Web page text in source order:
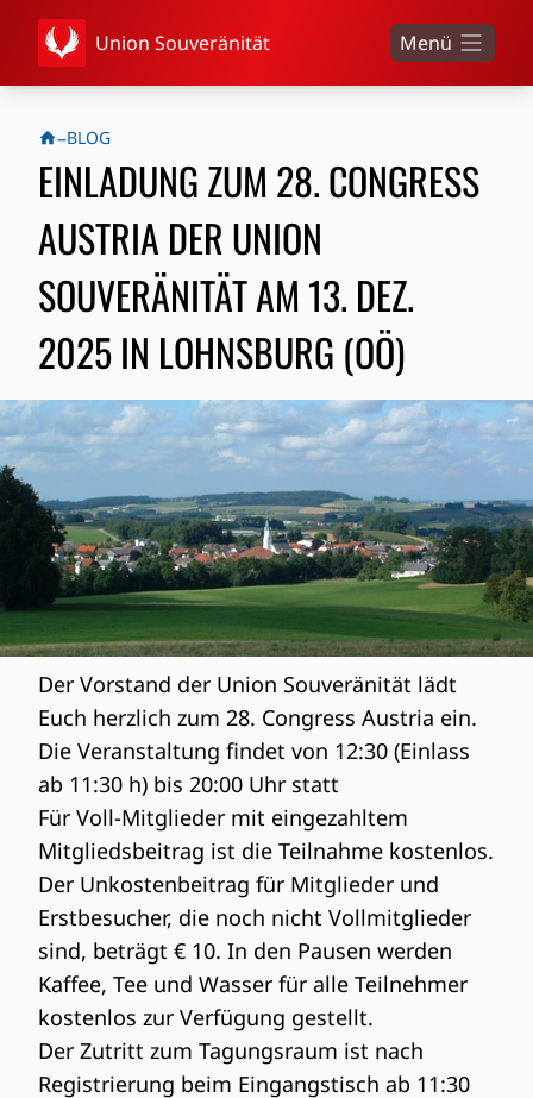
Union Souveränität Menü
–BLOG
EINLADUNG ZUM 28. CONGRESS
AUSTRIA DER UNION
SOUVERÄNITÄT AM 13. DEZ.
2025 IN LOHNSBURG (OÖ)
Der Vorstand der Union Souveränität lädt
Euch herzlich zum 28. Congress Austria ein.
Die Veranstaltung findet von 12:30 (Einlass
ab 11:30 h) bis 20:00 Uhr statt
Für Voll-Mitglieder mit eingezahltem
Mitgliedsbeitrag ist die Teilnahme kostenlos.
Der Unkostenbeitrag für Mitglieder und
Erstbesucher, die noch nicht Vollmitglieder
sind, beträgt € 10. In den Pausen werden
Kaffee, Tee und Wasser für alle Teilnehmer
kostenlos zur Verfügung gestellt.
Der Zutritt zum Tagungsraum ist nach
Registrierung beim Eingangstisch ab 11:30